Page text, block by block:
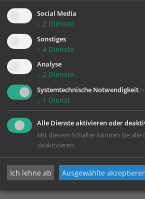
Bitte akzeptieren Sie
die Seite neu
Social Media
↓ 2 Dienste
Sonstiges
↓ 4 Dienste
Analyse
↓ 2 Dienste
Systemtechnische Notwendigkeit
↓ 1 Dienst
Alle Dienste aktivieren oder
Mit diesem Schalter können Sie
deaktivieren.
Ich lehne ab Ausgewählte